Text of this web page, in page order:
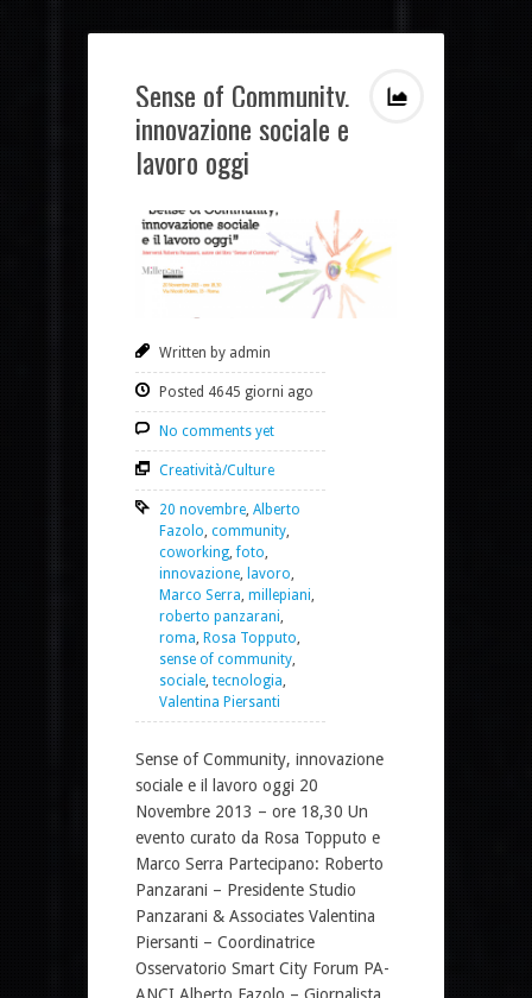
Sense of Community,
innovazione sociale e
lavoro oggi
Written by admin
Posted 4645 giorni ago
No comments yet
Creatività/Culture
20 novembre, Alberto
Fazolo, community,
coworking,foto,
innovazione, lavoro,
Marco Serra, millepiani,
roberto panzarani,
roma, Rosa Topputo,
sense of community,
sociale, tecnologia,
Valentina Piersanti
Sense of Community, innovazione
sociale e il lavoro oggi 20
Novembre 2013 – ore 18,30 Un
evento curato da Rosa Topputo e
Marco Serra Partecipano: Roberto
Panzarani – Presidente Studio
Panzarani & Associates Valentina
Piersanti – Coordinatrice
Osservatorio Smart City Forum PA-